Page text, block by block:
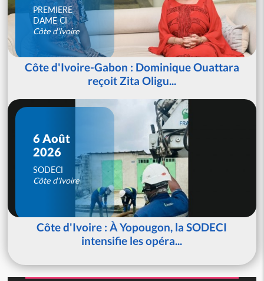
PREMIERE
DAME CI
Côte d'Ivoire
Côte d'Ivoire-Gabon : Dominique Ouattara
reçoit Zita Oligu...
6 Août
2026
SODECI
Côte d'Ivoire
Côte d'Ivoire : À Yopougon, la SODECI
intensifie les opéra...